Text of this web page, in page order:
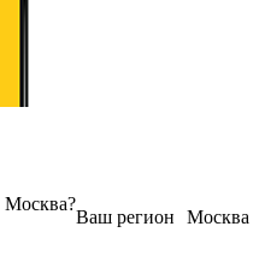
Москва
Ваш регион
Москва?